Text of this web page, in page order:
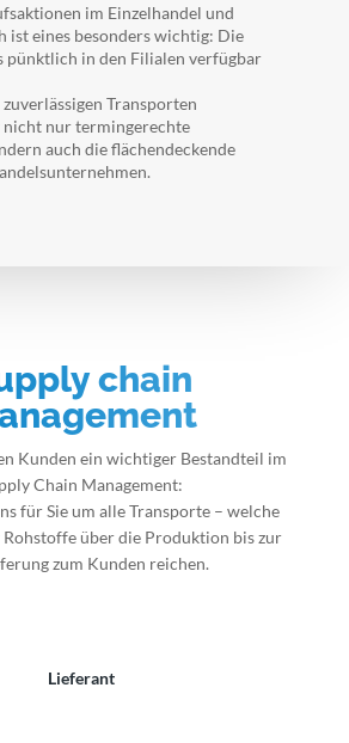
im Einzelhandel und
ist eines besonders wichtig: Die
pünktlich in den Filialen verfügbar
Transporten
nur termingerechte
auch die flächendeckende
chain
Kunden ein wichtiger Bestandteil im
Chain Management:
für Sie um alle Transporte – welche
über die Produktion bis zur
zum Kunden reichen.
Lieferant